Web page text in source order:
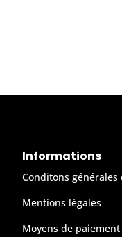
Informations
Conditons générales
Mentions légales
Moyens de paiement